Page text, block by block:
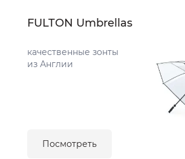
FULTON Umbrellas
качественные зонты
из Англии
Посмотреть